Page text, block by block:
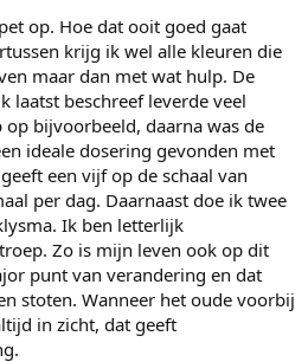
op. Hoe dat ooit goed gaat
krijg ik wel alle kleuren die
maar dan met wat hulp. De
laatst beschreef leverde veel
bijvoorbeeld, daarna was de
ideale dosering gevonden met
een vijf op de schaal van
per dag. Daarnaast doe ik twee
Ik ben letterlijk
Zo is mijn leven ook op dit
punt van verandering en dat
stoten. Wanneer het oude voorbij
in zicht, dat geeft